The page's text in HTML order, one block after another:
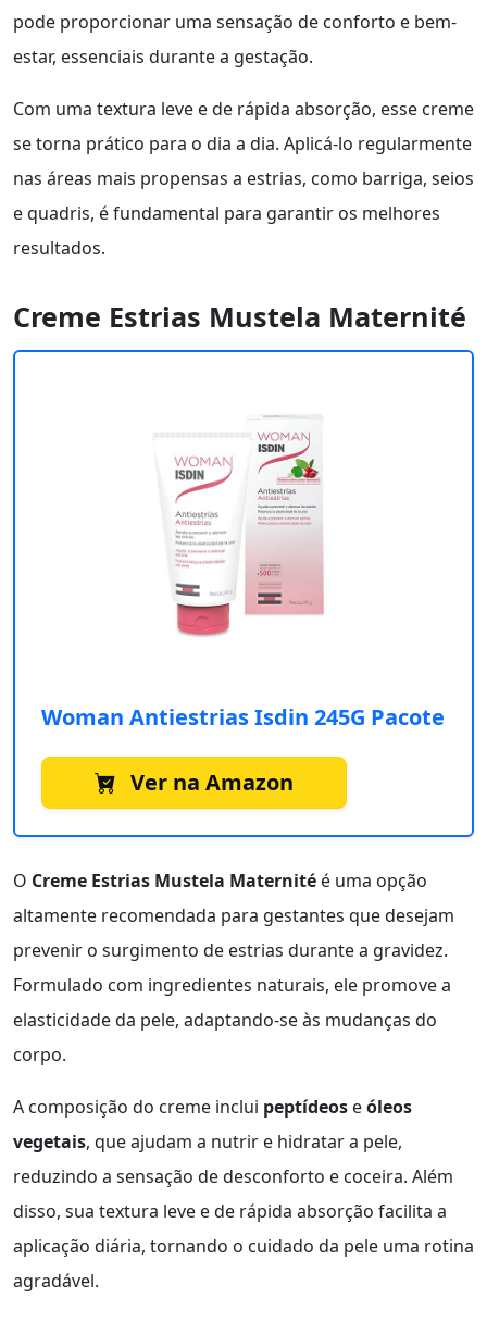
pode proporcionar uma sensação de conforto e bem-
estar, essenciais durante a gestação.
Com uma textura leve e de rápida absorção, esse creme
se torna prático para o dia a dia. Aplicá-lo regularmente
nas áreas mais propensas a estrias, como barriga, seios
e quadris, é fundamental para garantir os melhores
resultados.
Creme Estrias Mustela Maternité
Woman Antiestrias Isdin 245G Pacote
Ver na Amazon
O Creme Estrias Mustela Maternité é uma opção
altamente recomendada para gestantes que desejam
prevenir o surgimento de estrias durante a gravidez.
Formulado com ingredientes naturais, ele promove a
elasticidade da pele, adaptando-se às mudanças do
corpo.
A composição do creme inclui peptídeos eóleos
vegetais, que ajudam a nutrir e hidratar a pele,
reduzindo a sensação de desconforto e coceira. Além
disso, sua textura leve e de rápida absorção facilita a
aplicação diária, tornando o cuidado da pele uma rotina
agradável.